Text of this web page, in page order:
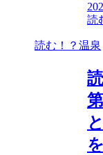
読
読む！？温泉